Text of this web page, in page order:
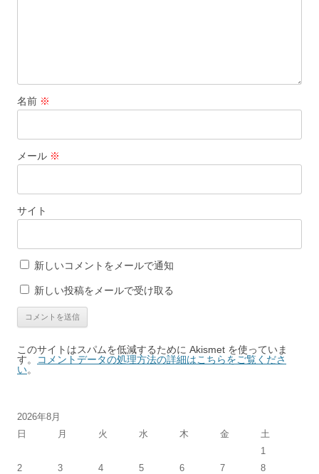
名前 ※
メール ※
サイト
新しいコメントをメールで通知
新しい投稿をメールで受け取る
このサイトはスパムを低減するために Akismet を使っていま
す。
コメントデータの処理方法の詳細はこちらをご覧くださ
い。
2026年8月
日
月 火 水 木 金
土
1
2
3 4 5 6 7
8